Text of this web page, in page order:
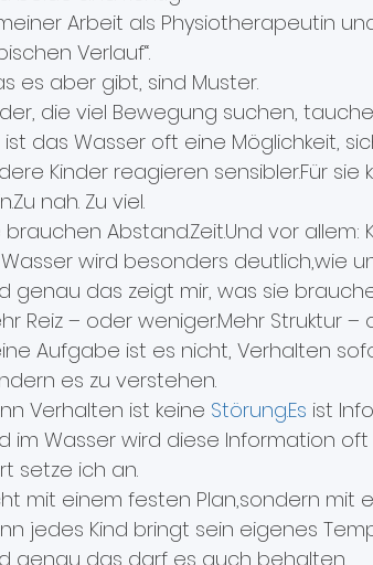
Arbeit als Physiotherapeutin
Verlauf“.
es aber gibt, sind Muster.
die viel Bewegung suchen,
ist das Wasser oft eine Möglichkeit,
Kinder reagieren sensibler.Für
nah. Zu viel.
brauchen Abstand.Zeit.Und vor allem:
wird besonders deutlich,wie
genau das zeigt mir, was sie
Reiz – oder weniger.Mehr Struktur –
Aufgabe ist es nicht, Verhalten
es zu verstehen.
Verhalten ist keine Störung.Es ist
im Wasser wird diese Information oft
setze ich an.
mit einem festen Plan,sondern mit
jedes Kind bringt sein eigenes
genau das darf es auch behalten.